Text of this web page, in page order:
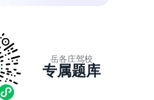
岳各庄驾校
专属题库